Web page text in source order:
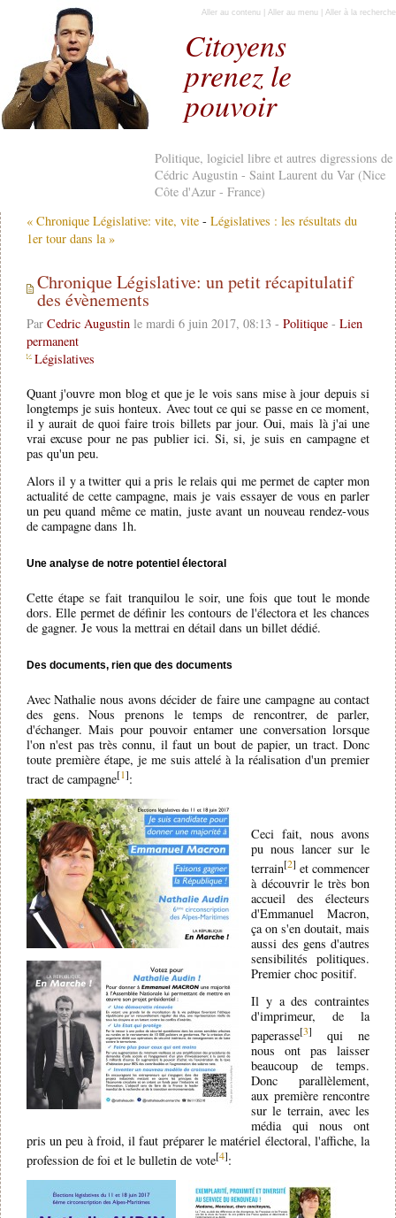
Citoyens
prenez le
pouvoir
Politique, logiciel libre et autres digressions de
Cédric Augustin - Saint Laurent du Var (Nice
Côte d'Azur - France)
Aller au contenu Aller au menu Aller à la recherche
« Chronique Législative: vite, vite - Législatives : les résultats du
1er tour dans la »
Chronique Législative: un petit récapitulatif
des évènements
Par Cedric Augustinle mardi 6 juin 2017, 08:13 - Politique- Lien
permanent
Législatives
Quant j'ouvre mon blog et que je le vois sans mise à jour depuis si
longtemps je suis honteux. Avec tout ce qui se passe en ce moment,
il y aurait de quoi faire trois billets par jour. Oui, mais là j'ai une
vrai excuse pour ne pas publier ici. Si, si, je suis en campagne et
pas qu'un peu.
Alors il y a twitter qui a pris le relais qui me permet de capter mon
actualité de cette campagne, mais je vais essayer de vous en parler
un peu quand même ce matin, juste avant un nouveau rendez-vous
de campagne dans 1h.
Une analyse de notre potentiel électoral
Cette étape se fait tranquilou le soir, une fois que tout le monde
dors. Elle permet de définir les contours de l'électora et les chances
de gagner. Je vous la mettrai en détail dans un billet dédié.
Des documents, rien que des documents
Avec Nathalie nous avons décider de faire une campagne au contact
des gens. Nous prenons le temps de rencontrer, de parler,
d'échanger. Mais pour pouvoir entamer une conversation lorsque
l'on n'est pas très connu, il faut un bout de papier, un tract. Donc
toute première étape, je me suis attelé à la réalisation d'un premier
tract de campagne[1]:
Ceci fait, nous avons
pu nous lancer sur le
terrain[2] et commencer
à découvrir le très bon
accueil des électeurs
d'Emmanuel Macron,
ça on s'en doutait, mais
aussi des gens d'autres
sensibilités politiques.
Premier choc positif.
Il y a des contraintes
d'imprimeur, de la
paperasse[3]
qui ne
nous ont pas laisser
beaucoup de temps.
Donc parallèlement,
aux première rencontre
sur le terrain, avec les
média qui nous ont
pris un peu à froid, il faut préparer le matériel électoral, l'affiche, la
profession de foi et le bulletin de vote[4]: